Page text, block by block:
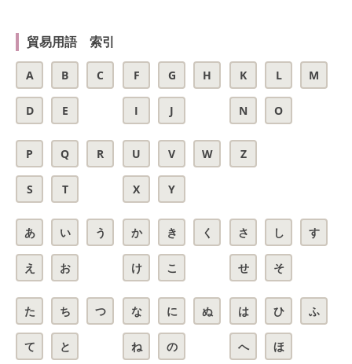
貿易用語 索引
A B C
D E
F G H
I J
K L M
N O
P Q R
S T
U V W
X Y
Z
あ い う
え お
か き く
け こ
さ し す
せ そ
た ち つ
て と
な に ぬ
ね の
は ひ ふ
へ ほ